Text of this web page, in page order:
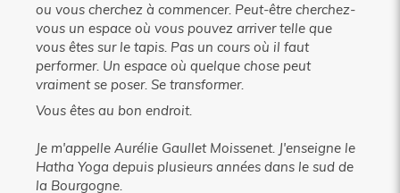
ou vous cherchez à commencer. Peut-être cherchez-
vous un espace où vous pouvez arriver telle que
vous êtes sur le tapis. Pas un cours où il faut
performer. Un espace où quelque chose peut
vraiment se poser. Se transformer.
Vous êtes au bon endroit.
Je m'appelle Aurélie Gaullet Moissenet. J'enseigne le
Hatha Yoga depuis plusieurs années dans le sud de
la Bourgogne.